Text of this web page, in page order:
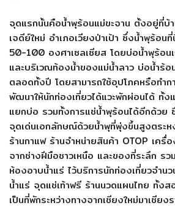
จุดแรกนั้นคือน้ำพุร้อนแม่ขะจาน ตั้งอยู่ที่บ้
เจดีย์ใหม่ อำเภอเวียงป่าเป้า ซึ่งน้ำพุร้อน
50-100 องศาเซลเซียส โดยบ่อน้ำพุร้อน
และบริเวณท้องน้ำของแม่น้ำลาว บ่อน้ำร้อ
ตลอดทั้งปี โดยสามารถใช้อุปโภคหรือทำ
พัฒนาให้นักท่องเที่ยวได้แวะพักผ่อนได้ ทั้ง
แยกบ่อ รวมทั้งการแช่น้ำพุร้อนได้อีกด้วย
จุดเด่นเอกลักษณ์ด้วยน้ำพุที่พุ่งขึ้นสูงตระห
ร้านกาแฟ ร้านจำหน่ายสินค้า OTOP เครื่
จากช่างฝีมือชาวเหนือ และของที่ระลึก รว
ห้องอาบน้ำแร่ ไว้บริการนักท่องเที่ยวจำน
น้ำแร่ จุดแช่เท้าฟรี ร้านนวดแผนไทย ทั้งส
เป็นที่พักระหว่างทางจากเชียงใหม่มาเชียง